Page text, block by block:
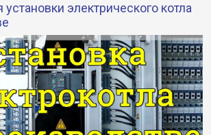
электрического котла